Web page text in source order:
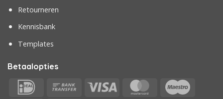
Retourneren
Kennisbank
Templates
Betaalopties
IDeal
Bank
Visa MasterCard